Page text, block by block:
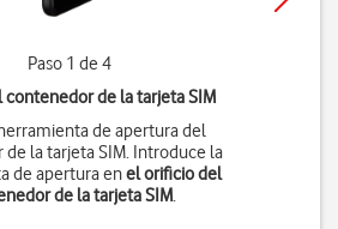
Paso 1 de 4
contenedor de la tarjeta SIM
de apertura del
la tarjeta SIM. Introduce la
de apertura enel orificio del
de la tarjeta SIM.